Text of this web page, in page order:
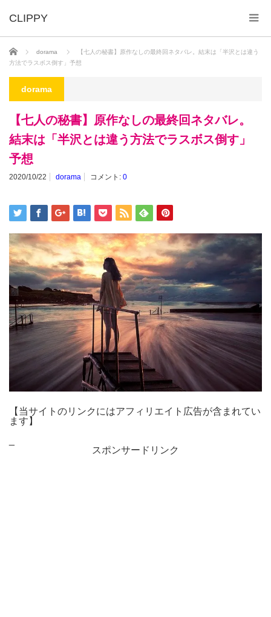
ホーム dorama
【七人の秘書】原作なしの最終回ネタバレ。結末は「半沢とは違う
方法でラスボス倒す」予想
dorama
【七人の秘書】原作なしの最終回ネタバレ。
結末は「半沢とは違う方法でラスボス倒す」
予想
2020/10/22 dorama コメント: 0
【当サイトのリンクにはアフィリエイト広告が含まれてい
ます】
スポンサードリンク